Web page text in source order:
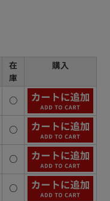
在
庫
購入
○
○
○
○